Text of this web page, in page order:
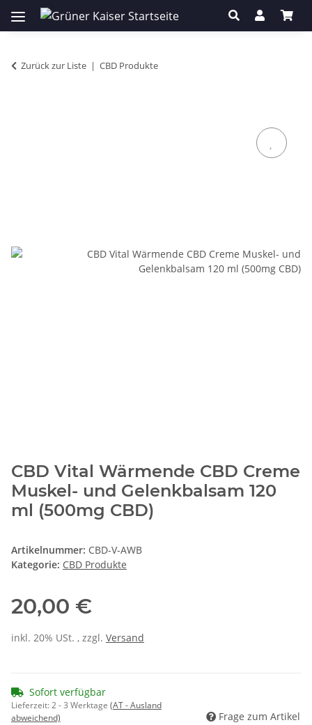
Zurück zur Liste CBD Produkte
CBD Vital Wärmende CBD Creme
Muskel- und Gelenkbalsam 120
ml (500mg CBD)
Artikelnummer: CBD-V-AWB
Kategorie: CBD Produkte
20,00 €
inkl. 20% USt. , zzgl. Versand
Sofort verfügbar
Lieferzeit:2 - 3 Werktage (AT - Ausland
abweichend)
Frage zum Artikel